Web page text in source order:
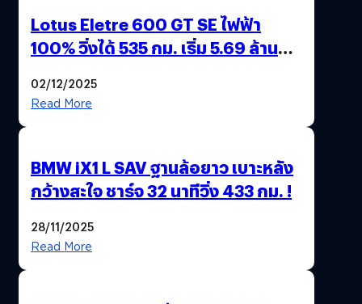
Lotus Eletre 600 GT SE ไฟฟ้า
100% วิ่งได้ 535 กม. เริ่ม 5.69 ล้าน
02/12/2025
Read More
BMW iX1 L SAV ฐานล้อยาว เบาะหลัง
กว้างสะใจ ชาร์จ 32 นาทีวิ่ง 433 กม. !
28/11/2025
Read More